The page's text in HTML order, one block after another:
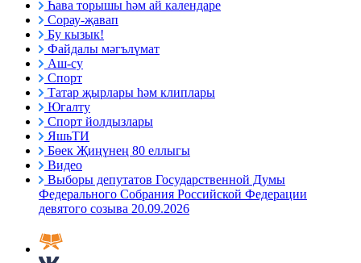
Һава торышы һәм ай календаре
Сорау-җавап
Бу кызык!
Файдалы мәгълүмат
Аш-су
Спорт
Татар җырлары һәм клиплары
Югалту
Спорт йолдызлары
ЯшьТИ
Бөек Җиңүнең 80 еллыгы
Видео
Выборы депутатов Государственной Думы
Федерального Собрания Российской Федерации
девятого созыва 20.09.2026